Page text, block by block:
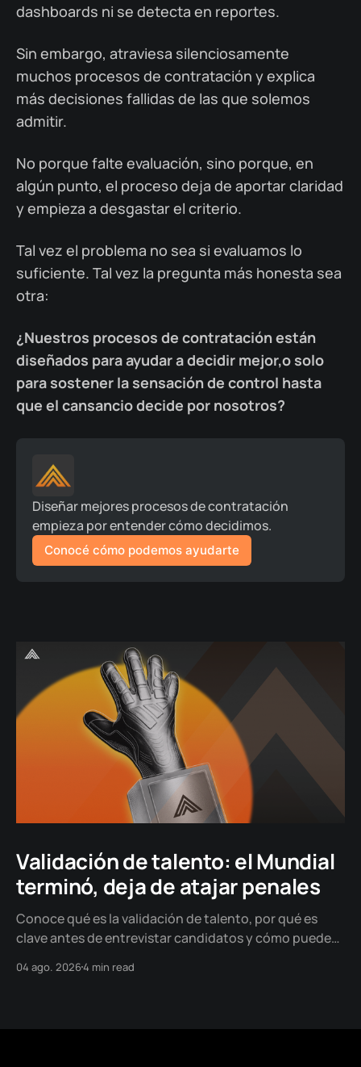
dashboards ni se detecta en reportes.
Sin embargo, atraviesa silenciosamente
muchos procesos de contratación y explica
más decisiones fallidas de las que solemos
admitir.
No porque falte evaluación, sino porque, en
algún punto, el proceso deja de aportar claridad
y empieza a desgastar el criterio.
Tal vez el problema no sea si evaluamos lo
suficiente. Tal vez la pregunta más honesta sea
otra:
¿Nuestros procesos de contratación están
diseñados para ayudar a decidir mejor,o solo
para sostener la sensación de control hasta
que el cansancio decide por nosotros?
Diseñar mejores procesos de contratación
empieza por entender cómo decidimos.
Conocé cómo podemos ayudarte
Validación de talento: el Mundial
terminó, deja de atajar penales
Conoce qué es la validación de talento, por qué es
clave antes de entrevistar candidatos y cómo puede
objetivas y basadas en evidencia.
04 ago. 20264 min read